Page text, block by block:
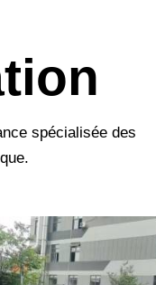
spécialisée des